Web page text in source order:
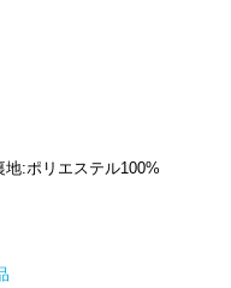
:ポリエステル100%